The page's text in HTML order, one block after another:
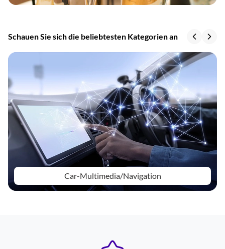
Schauen Sie sich die beliebtesten Kategorien an
Car-Multimedia/Navigation